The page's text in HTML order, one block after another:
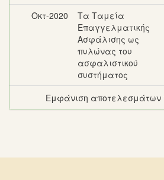
Οκτ-2020
Τα Ταμεία
Επαγγελματικής
Ασφάλισης ως
πυλώνας του
ασφαλιστικού
συστήματος
Εμφάνιση αποτελεσμάτων